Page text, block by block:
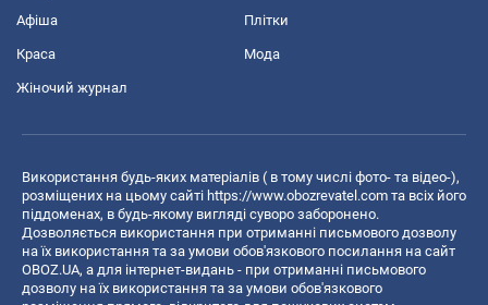
Афіша Плітки
Краса Мода
Жіночий журнал
Використання будь-яких матеріалів ( в тому числі фото- та відео-),
розміщених на цьому сайті https://www.obozrevatel.com та всіх його
піддоменах, в будь-якому вигляді суворо заборонено.
Дозволяється використання при отриманні письмового дозволу
на їх використання та за умови обов'язкового посилання на сайт
OBOZ.UA, а для інтернет-видань - при отриманні письмового
дозволу на їх використання та за умови обов'язкового